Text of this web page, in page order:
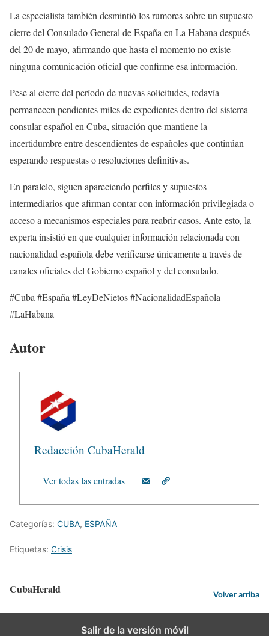
La especialista también desmintió los rumores sobre un supuesto
cierre del Consulado General de España en La Habana después
del 20 de mayo, afirmando que hasta el momento no existe
ninguna comunicación oficial que confirme esa información.
Pese al cierre del período de nuevas solicitudes, todavía
permanecen pendientes miles de expedientes dentro del sistema
consular español en Cuba, situación que mantiene la
incertidumbre entre descendientes de españoles que continúan
esperando respuestas o resoluciones definitivas.
En paralelo, siguen apareciendo perfiles y supuestos
intermediarios que afirman contar con información privilegiada o
acceso a mecanismos especiales para reabrir casos. Ante esto, la
experta insistió en que cualquier información relacionada con
nacionalidad española debe verificarse únicamente a través de
canales oficiales del Gobierno español y del consulado.
#Cuba #España #LeyDeNietos #NacionalidadEspañola
#LaHabana
Autor
Redacción CubaHerald
Ver todas las entradas
Categorías: CUBA, ESPAÑA
Etiquetas: Crisis
CubaHerald Volver arriba
Salir de la versión móvil